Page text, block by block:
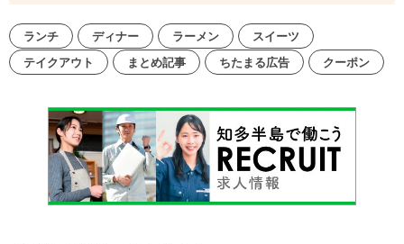
ランチ ディナー ラーメン
スイーツ
テイクアウト
まとめ記事 ちたまる広告 クーポン